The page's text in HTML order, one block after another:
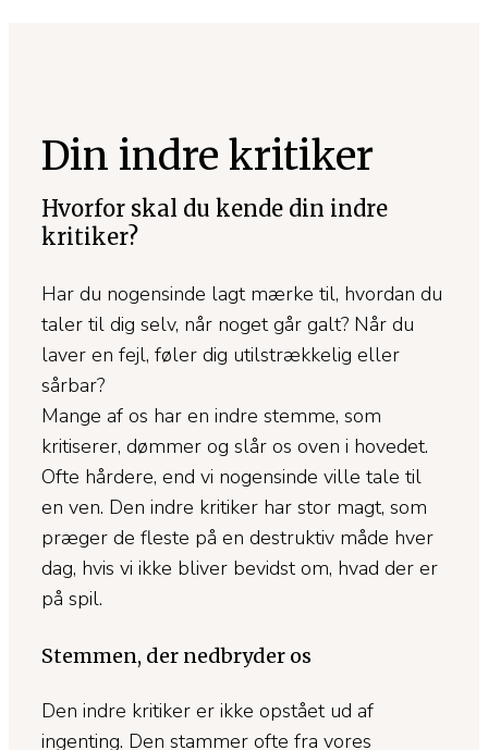
Din indre kritiker
Hvorfor skal du kende din indre
kritiker?
Har du nogensinde lagt mærke til, hvordan du
taler til dig selv, når noget går galt? Når du
laver en fejl, føler dig utilstrækkelig eller
sårbar?
Mange af os har en indre stemme, som
kritiserer, dømmer og slår os oven i hovedet.
Ofte hårdere, end vi nogensinde ville tale til
en ven. Den indre kritiker har stor magt, som
præger de fleste på en destruktiv måde hver
dag, hvis vi ikke bliver bevidst om, hvad der er
på spil.
Stemmen, der nedbryder os
Den indre kritiker er ikke opstået ud af
ingenting. Den stammer ofte fra vores